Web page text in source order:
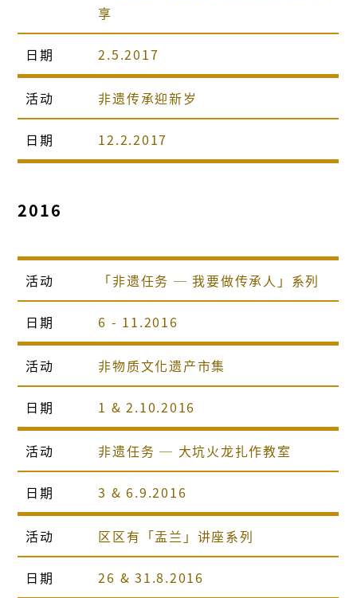
享
日期 2.5.2017
活动 非遗传承迎新岁
日期 12.2.2017
2016
活动 「非遗任务 ─ 我要做传承人」系列
日期 6 - 11.2016
活动 非物质文化遗产市集
日期 1 & 2.10.2016
活动 非遗任务 ─ 大坑火龙扎作教室
日期 3 & 6.9.2016
活动 区区有「盂兰」讲座系列
日期 26 & 31.8.2016